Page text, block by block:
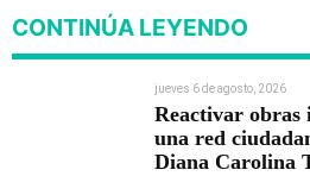
CONTINÚA LEYENDO
jueves 6 de agosto, 2026
Reactivar obras
una red
Diana Carolina